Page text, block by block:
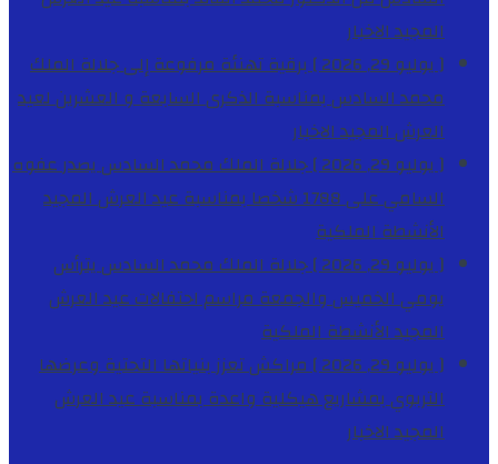
المجيدالاخبار
[ يوليو 29, 2026 ]
برقية تهنئة مرفوعة إلى جلالة الملك
محمد السادس بمناسبة الذكرى السابعة و العشرين لعيد
العرش المجيدالاخبار
[ يوليو 29, 2026 ]
جلالة الملك محمد السادس يصدر عفوه
السامي على 1788 شخصا بمناسبة عيد العرش المجيد
الأنشطة الملكية
[ يوليو 29, 2026 ]
جلالة الملك محمد السادس يترأس
يومي الخميس والجمعة مراسم احتفالات عيد العرش
المجيدالأنشطة الملكية
[ يوليو 29, 2026 ]
مراكش تعزز بنياتها التحتية وعرضها
التربوي بمشاريع هيكلية واعدة بمناسبة عيد العرش
المجيدالاخبار